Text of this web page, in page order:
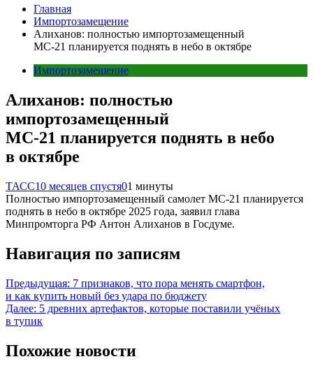
Главная
Импортозамещение
Алиханов: полностью импортозамещенный
МС-21 планируется поднять в небо в октябре
Импортозамещение
Алиханов: полностью
импортозамещенный
МС-21 планируется поднять в небо
в октябре
ТАСС10 месяцев спустя01 минуты
Полностью импортозамещенный самолет МС-21 планируется
поднять в небо в октябре 2025 года, заявил глава
Минпромторга РФ Антон Алиханов в Госдуме.
Навигация по записям
Предыдущая: 7 признаков, что пора менять смартфон,
и как купить новый без удара по бюджету
Далее: 5 древних артефактов, которые поставили учёных
в тупик
Похожие новости